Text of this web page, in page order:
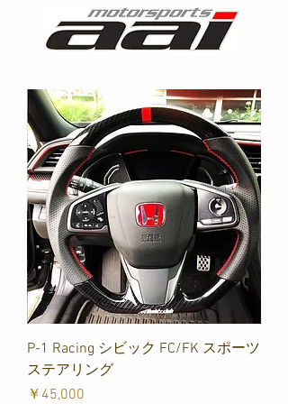
P-1 Racing シビック FC/FK スポーツ
ステアリング
価格
￥45,000